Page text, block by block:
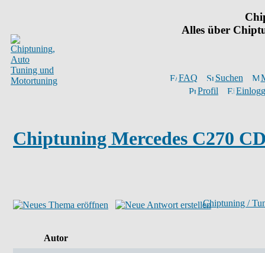
Alles über
FAQ Suchen
Profil
Chiptuning Mercedes C270
Chiptuning /
Autor